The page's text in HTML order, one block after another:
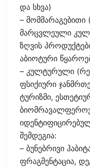
და სხვა)
– მომმარაგებითი
მარცვლეული
ზღვის
აბიოტური
– კულტურული
ფსიქიური
ტურიზმი,
შემდეგია:
– ბუნებრივი
ფრაგმენტაცია,